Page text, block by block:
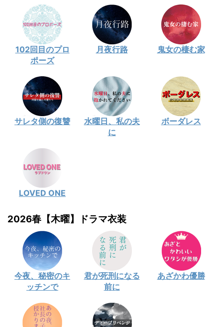
102回目のプロ
ポーズ
月夜行路 鬼女の棲む家
サレタ側の復讐
水曜日、私の夫
に
ボーダレス
LOVED ONE
2026春【木曜】ドラマ衣装
今夜、秘密のキ
ッチンで
君が死刑になる
前に
あざかわ優勝